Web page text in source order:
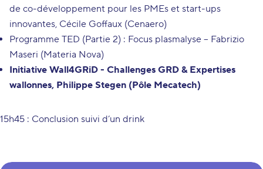
de co-développement pour les PMEs et start-ups
innovantes, Cécile Goffaux (Cenaero)
Programme TED (Partie 2) : Focus plasmalyse – Fabrizio
Maseri (Materia Nova)
Initiative Wall4GRiD - Challenges GRD & Expertises
wallonnes, Philippe Stegen (Pôle Mecatech)
15h45 : Conclusion suivi d’un drink